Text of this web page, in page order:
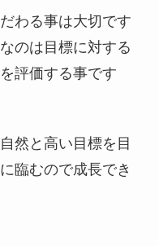
わる事は大切です
のは目標に対する
評価する事です
然と高い目標を目
臨むので成長でき